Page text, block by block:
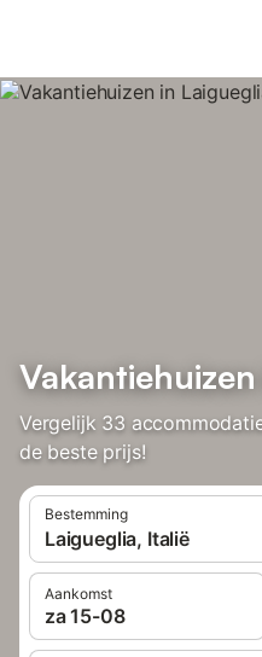
Vergelijk 33
de beste prijs!
Bestemming
Laigueglia, Italië
Aankomst
za 15-08